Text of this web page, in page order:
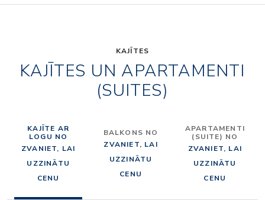
KAJĪTES
KAJĪTES UN APARTAMENTI
(SUITES)
KAJĪTE AR
LOGU NO
ZVANIET, LAI
UZZINĀTU
CENU
BALKONS NO
ZVANIET, LAI
UZZINĀTU
CENU
APARTAMENTI
(SUITE) NO
ZVANIET, LAI
UZZINĀTU
CENU